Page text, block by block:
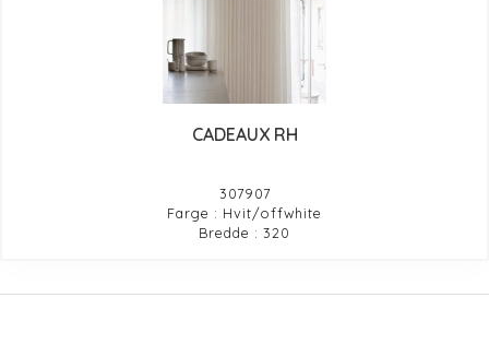
CADEAUX RH
307907
Farge : Hvit/offwhite
Bredde : 320